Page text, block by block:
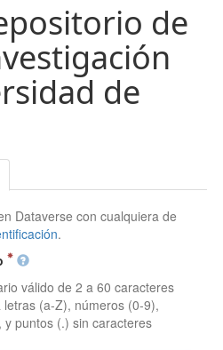
de
de
Dataverse con cualquiera de
.
válido de 2 a 60 caracteres
(a-Z), números (0-9),
puntos (.) sin caracteres